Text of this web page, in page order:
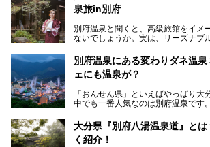
併設の「JR九州ホテル ブラッサム
「シティスパてんくう」をたっぷり
ルダウンできるスイーツ情報と併せ
提供元：大分県【PR】
この記事は大分県のPR記事です。
の共同浴場がなんと無料開放される
が100円と安いのに、いいんですか
しかも4/2には「東京ディズニーリ
ド」も行われます。つまり別府に行
ーマウス」も拝める稀有なイベント
ない！
源泉数、湧出量ともに日本一の温泉
な市営温泉をまとめました。
Let’s go to Hell !
泉旅in別府
別府温泉と聞くと、高級旅館をイメ
ないでしょうか。実は、リーズナブ
で楽しめる「大分県の別府温泉」に
ニフティ温泉がオススメする温泉施
別府温泉にある変わりダネ温
ェにも温泉が？
「おんせん県」といえばやっぱり大
中でも一番人気なのは別府温泉です。
中いても飽きません。
普通に温泉に浸かる以外にも、別府
名ですよね。
大分県『別府八湯温泉道』と
く紹介！